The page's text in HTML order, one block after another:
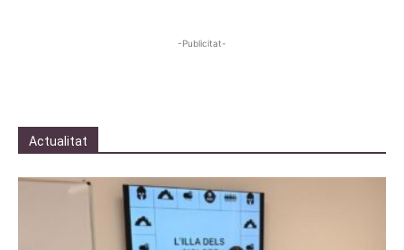
-Publicitat-
Actualitat